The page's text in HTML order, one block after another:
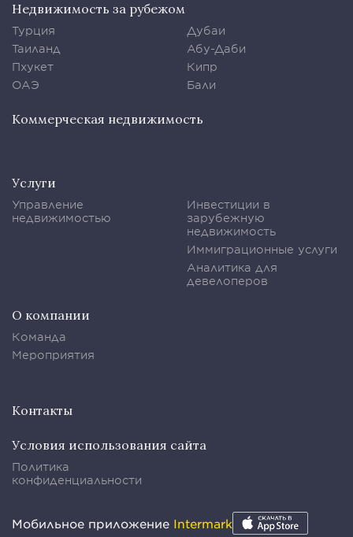
Недвижимость за рубежом
Турция
Таиланд
Пхукет
ОАЭ
Дубаи
Абу-Даби
Кипр
Бали
Коммерческая недвижимость
Услуги
Управление
недвижимостью
Инвестиции в
зарубежную
недвижимость
Иммиграционные услуги
Аналитика для
девелоперов
О компании
Команда
Мероприятия
Контакты
Условия использования сайта
Политика
конфиденциальности
Мобильное приложение Intermark